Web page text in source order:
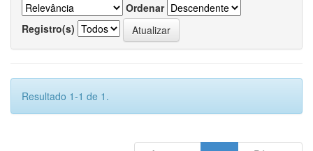
Ordenar
Registro(s)
Resultado 1-1 de 1.